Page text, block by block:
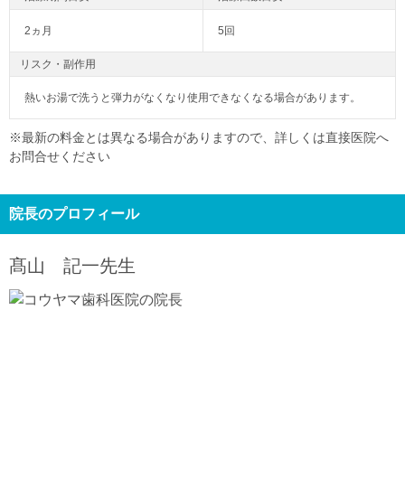
2ヵ月 5回
リスク・副作用
熱いお湯で洗うと弾力がなくなり使用できなくなる場合があります。
※最新の料金とは異なる場合がありますので、詳しくは直接医院へ
お問合せください
院長のプロフィール
髙山 記一先生